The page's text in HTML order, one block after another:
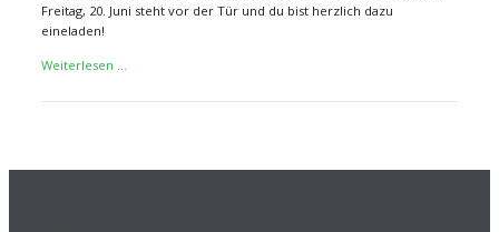
Freitag, 20. Juni steht vor der Tür und du bist herzlich dazu
eineladen!
Weiterlesen …
dem